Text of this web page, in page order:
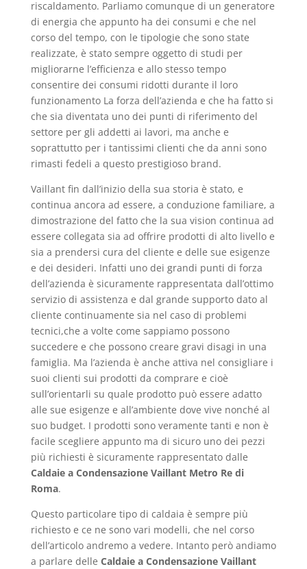
riscaldamento. Parliamo comunque di un generatore
di energia che appunto ha dei consumi e che nel
corso del tempo, con le tipologie che sono state
realizzate, è stato sempre oggetto di studi per
migliorarne l’efficienza e allo stesso tempo
consentire dei consumi ridotti durante il loro
funzionamento La forza dell’azienda e che ha fatto si
che sia diventata uno dei punti di riferimento del
settore per gli addetti ai lavori, ma anche e
soprattutto per i tantissimi clienti che da anni sono
rimasti fedeli a questo prestigioso brand.
Vaillant fin dall’inizio della sua storia è stato, e
continua ancora ad essere, a conduzione familiare, a
dimostrazione del fatto che la sua vision continua ad
essere collegata sia ad offrire prodotti di alto livello e
sia a prendersi cura del cliente e delle sue esigenze
e dei desideri. Infatti uno dei grandi punti di forza
dell’azienda è sicuramente rappresentata dall’ottimo
servizio di assistenza e dal grande supporto dato al
cliente continuamente sia nel caso di problemi
tecnici,che a volte come sappiamo possono
succedere e che possono creare gravi disagi in una
famiglia. Ma l’azienda è anche attiva nel consigliare i
suoi clienti sui prodotti da comprare e cioè
sull’orientarli su quale prodotto può essere adatto
alle sue esigenze e all’ambiente dove vive nonché al
suo budget. I prodotti sono veramente tanti e non è
facile scegliere appunto ma di sicuro uno dei pezzi
più richiesti è sicuramente rappresentato dalle
Caldaie a Condensazione Vaillant Metro Re di
Roma.
Questo particolare tipo di caldaia è sempre più
richiesto e ce ne sono vari modelli, che nel corso
dell’articolo andremo a vedere. Intanto però andiamo
a parlare delle Caldaie a Condensazione Vaillant